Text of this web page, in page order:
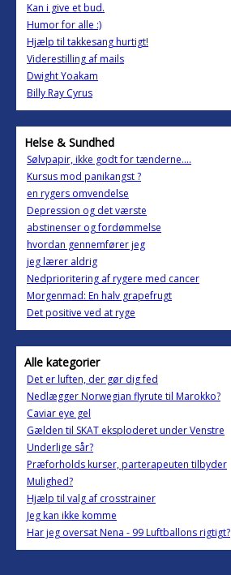
Kan i give et bud.
Humor for alle :)
Hjælp til takkesang hurtigt!
Viderestilling af mails
Dwight Yoakam
Billy Ray Cyrus
Helse & Sundhed
Sølvpapir, ikke godt for tænderne....
Kursus mod panikangst ?
en rygers omvendelse
Depression og det værste
abstinenser og fordømmelse
hvordan gennemfører jeg
jeg lærer aldrig
Nedprioritering af rygere med cancer
Morgenmad: En halv grapefrugt
Det positive ved at ryge
Alle kategorier
Det er luften, der gør dig fed
Nedlægger Norwegian flyrute til Marokko?
Caviar eye gel
Gælden til SKAT eksploderet under Venstre
Underlige sår?
Præforholds kurser, parterapeuten tilbyder
Mulighed?
Hjælp til valg af crosstrainer
Jeg kan ikke komme
Har jeg oversat Nena - 99 Luftballons rigtigt?